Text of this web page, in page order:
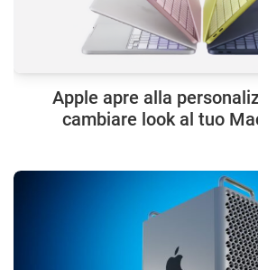
Apple apre alla
cambiare look al tuo